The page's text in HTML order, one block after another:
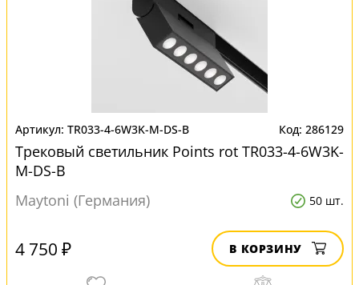
TR033-4-6W3K-M-DS-B 286129
Трековый светильник Points rot TR033-4-6W3K-
M-DS-B
Maytoni (Германия)
50 шт.
4 750 ₽ В КОРЗИНУ